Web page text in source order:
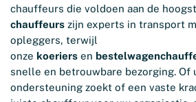
chauffeurs die voldoen aan de
chauffeurs zijn experts in transport
opleggers, terwijl
onze koeriers en
snelle en betrouwbare bezorging. Of
ondersteuning zoekt of een vaste